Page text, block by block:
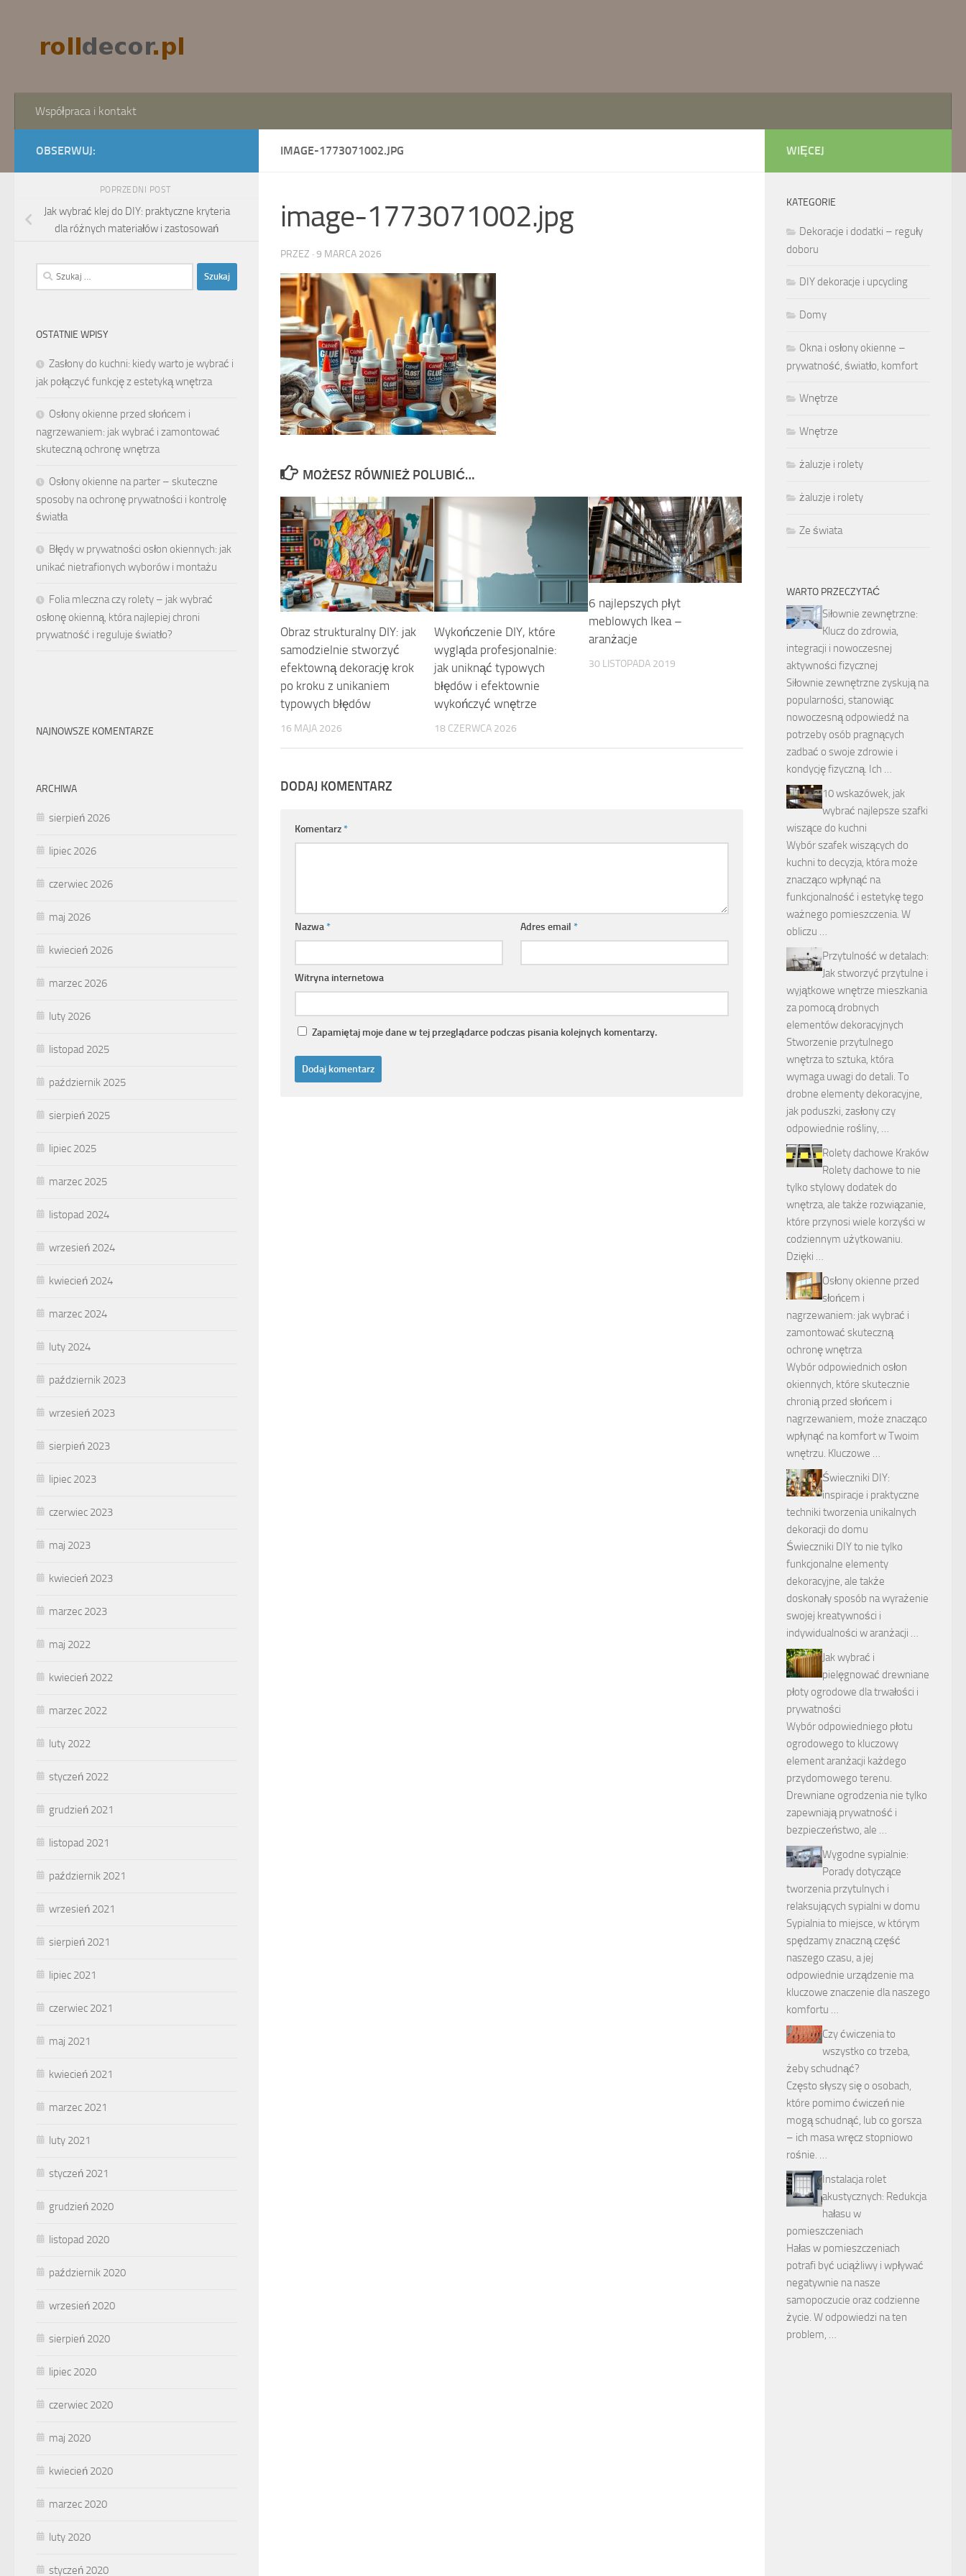
Współpraca i kontakt
IMAGE-1773071002.JPG
image-1773071002.jpg
PRZEZ · 9 MARCA 2026
MOŻESZ RÓWNIEŻ POLUBIĆ…
Obraz strukturalny DIY: jak
samodzielnie stworzyć
efektowną dekorację krok
po kroku z unikaniem
typowych błędów
16 MAJA 2026
Wykończenie DIY, które
wygląda profesjonalnie:
jak uniknąć typowych
błędów i efektownie
wykończyć wnętrze
18 CZERWCA 2026
6 najlepszych płyt
meblowych Ikea –
aranżacje
30 LISTOPADA 2019
DODAJ KOMENTARZ
Komentarz*
Nazwa* Adres email*
Witryna internetowa
Zapamiętaj moje dane w tej przeglądarce podczas pisania kolejnych komentarzy.
OBSERWUJ:
POPRZEDNI POST
Jak wybrać klej do DIY: praktyczne kryteria
dla różnych materiałów i zastosowań
Szukaj:
OSTATNIE WPISY
Zasłony do kuchni: kiedy warto je wybrać i
jak połączyć funkcję z estetyką wnętrza
Osłony okienne przed słońcem i
nagrzewaniem: jak wybrać i zamontować
skuteczną ochronę wnętrza
Osłony okienne na parter – skuteczne
sposoby na ochronę prywatności i kontrolę
światła
Błędy w prywatności osłon okiennych: jak
unikać nietrafionych wyborów i montażu
Folia mleczna czy rolety – jak wybrać
osłonę okienną, która najlepiej chroni
prywatność i reguluje światło?
NAJNOWSZE KOMENTARZE
ARCHIWA
sierpień 2026
lipiec 2026
czerwiec 2026
maj 2026
kwiecień 2026
marzec 2026
luty 2026
listopad 2025
październik 2025
sierpień 2025
lipiec 2025
marzec 2025
listopad 2024
wrzesień 2024
kwiecień 2024
marzec 2024
luty 2024
październik 2023
wrzesień 2023
sierpień 2023
lipiec 2023
czerwiec 2023
maj 2023
kwiecień 2023
marzec 2023
maj 2022
kwiecień 2022
marzec 2022
luty 2022
styczeń 2022
grudzień 2021
listopad 2021
październik 2021
wrzesień 2021
sierpień 2021
lipiec 2021
czerwiec 2021
maj 2021
kwiecień 2021
marzec 2021
luty 2021
styczeń 2021
grudzień 2020
listopad 2020
październik 2020
wrzesień 2020
sierpień 2020
lipiec 2020
czerwiec 2020
maj 2020
kwiecień 2020
marzec 2020
luty 2020
styczeń 2020
WIĘCEJ
KATEGORIE
Dekoracje i dodatki – reguły
doboru
DIY dekoracje i upcycling
Domy
Okna i osłony okienne –
prywatność, światło, komfort
Wnętrze
Wnętrze
żaluzje i rolety
żaluzje i rolety
Ze świata
WARTO PRZECZYTAĆ
Siłownie zewnętrzne:
Klucz do zdrowia,
integracji i nowoczesnej
aktywności fizycznej
Siłownie zewnętrzne zyskują na
popularności, stanowiąc
nowoczesną odpowiedź na
potrzeby osób pragnących
zadbać o swoje zdrowie i
kondycję fizyczną. Ich …
10 wskazówek, jak
wybrać najlepsze szafki
wiszące do kuchni
Wybór szafek wiszących do
kuchni to decyzja, która może
znacząco wpłynąć na
funkcjonalność i estetykę tego
ważnego pomieszczenia. W
obliczu …
Przytulność w detalach:
Jak stworzyć przytulne i
wyjątkowe wnętrze mieszkania
za pomocą drobnych
elementów dekoracyjnych
Stworzenie przytulnego
wnętrza to sztuka, która
wymaga uwagi do detali. To
drobne elementy dekoracyjne,
jak poduszki, zasłony czy
odpowiednie rośliny, …
Rolety dachowe Kraków
Rolety dachowe to nie
tylko stylowy dodatek do
wnętrza, ale także rozwiązanie,
które przynosi wiele korzyści w
codziennym użytkowaniu.
Dzięki …
Osłony okienne przed
słońcem i
nagrzewaniem: jak wybrać i
zamontować skuteczną
ochronę wnętrza
Wybór odpowiednich osłon
okiennych, które skutecznie
chronią przed słońcem i
nagrzewaniem, może znacząco
wpłynąć na komfort w Twoim
wnętrzu. Kluczowe …
Świeczniki DIY:
inspiracje i praktyczne
techniki tworzenia unikalnych
dekoracji do domu
Świeczniki DIY to nie tylko
funkcjonalne elementy
dekoracyjne, ale także
doskonały sposób na wyrażenie
swojej kreatywności i
indywidualności w aranżacji …
Jak wybrać i
pielęgnować drewniane
płoty ogrodowe dla trwałości i
prywatności
Wybór odpowiedniego płotu
ogrodowego to kluczowy
element aranżacji każdego
przydomowego terenu.
Drewniane ogrodzenia nie tylko
zapewniają prywatność i
bezpieczeństwo, ale …
Wygodne sypialnie:
Porady dotyczące
tworzenia przytulnych i
relaksujących sypialni w domu
Sypialnia to miejsce, w którym
spędzamy znaczną część
naszego czasu, a jej
odpowiednie urządzenie ma
kluczowe znaczenie dla naszego
komfortu …
Czy ćwiczenia to
wszystko co trzeba,
żeby schudnąć?
Często słyszy się o osobach,
które pomimo ćwiczeń nie
mogą schudnąć, lub co gorsza
– ich masa wręcz stopniowo
rośnie. …
Instalacja rolet
akustycznych: Redukcja
hałasu w
pomieszczeniach
Hałas w pomieszczeniach
potrafi być uciążliwy i wpływać
negatywnie na nasze
samopoczucie oraz codzienne
życie. W odpowiedzi na ten
problem, …